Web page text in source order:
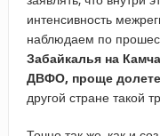
интенсивность
наблюдаем по
Забайкалья на
ДВФО, проще
другой стране такой